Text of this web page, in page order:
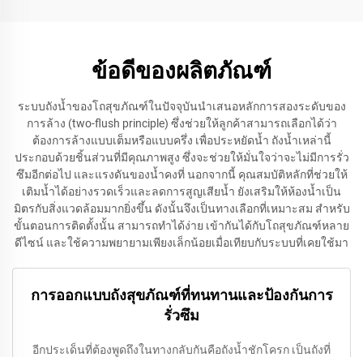
ข้อดีของผลิตภัณฑ์
ระบบถังน้ำของโถสุขภัณฑ์ในปัจจุบันนำเสนอหลักการสองระดับของ
การล้าง (two-flush principle) ซึ่งช่วยให้ลูกค้าสามารถเลือกได้ว่า
ต้องการล้างแบบเต็มหรือแบบครึ่ง เพื่อประหยัดน้ำ ถังน้ำเหล่านี้
ประกอบด้วยชิ้นส่วนที่มีคุณภาพสูง ซึ่งจะช่วยให้มั่นใจว่าจะไม่มีการรั่ว
ซึมอีกต่อไป และแรงดันของน้ำคงที่ นอกจากนี้ คุณสมบัติหลักที่ช่วยให้
เติมน้ำได้อย่างรวดเร็วและลดการสูญเสียน้ำ ยังเสริมให้ห้องน้ำเป็น
มิตรกับสิ่งแวดล้อมมากยิ่งขึ้น ดังนั้นจึงเป็นทางเลือกที่เหมาะสม สำหรับ
ขั้นตอนการติดตั้งนั้น สามารถทำได้ง่าย เข้ากันได้กับโถสุขภัณฑ์หลาย
ดีไซน์ และใช้ความพยายามเพียงเล็กน้อยเมื่อเทียบกับระบบที่เคยใช้มา
การออกแบบถังสุขภัณฑ์ที่ทนทานและป้องกันการ
รั่วซึม
อีกประเด็นที่ต้องพูดถึงในทางกลับกันคือถังน้ำชักโครก เป็นถังที่